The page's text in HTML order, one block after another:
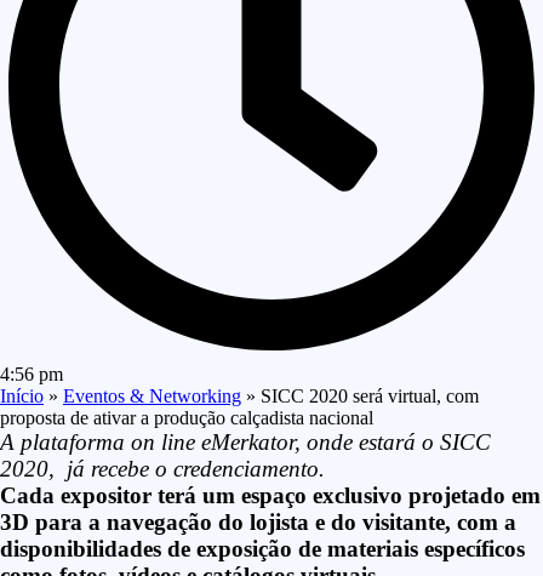
4:56 pm
Início » Eventos & Networking » SICC 2020 será virtual, com
proposta de ativar a produção calçadista nacional
A plataforma on line eMerkator, onde estará o SICC
2020, já recebe o credenciamento.
Cada expositor terá um espaço exclusivo projetado em
3D para a navegação do lojista e do visitante, com a
disponibilidades de exposição de materiais específicos